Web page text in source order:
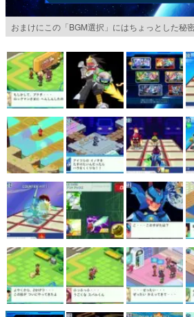
特集記事
マンガ
女性向け
アプリレビュー
その他
電ファミニコゲーマーとは？
運営：株式会社マレ
おまけにこの「BGM選択」にはちょっとした秘